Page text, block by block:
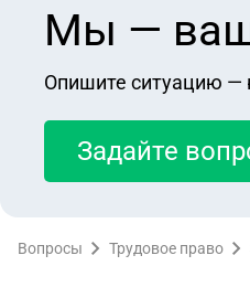
Мы — ваш
Опишите ситуацию —
Задайте
Вопросы Трудовое право